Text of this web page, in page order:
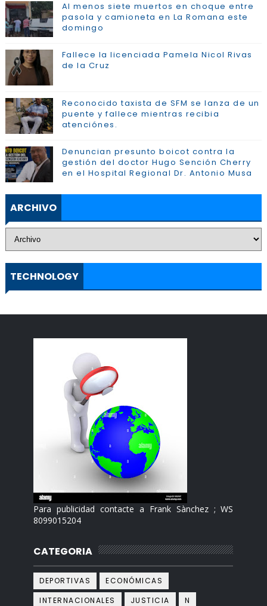
Al menos siete muertos en choque entre
pasola y camioneta en La Romana este
domingo
Fallece la licenciada Pamela Nicol Rivas
de la Cruz
Reconocido taxista de SFM se lanza de un
puente y fallece mientras recibia
atenciónes.
Denuncian presunto boicot contra la
gestión del doctor Hugo Sención Cherry
en el Hospital Regional Dr. Antonio Musa
ARCHIVO
TECHNOLOGY
Para publicidad contacte a Frank Sànchez ; WS
8099015204
CATEGORIA
DEPORTIVAS
ECONÓMICAS
INTERNACIONALES
JUSTICIA
N